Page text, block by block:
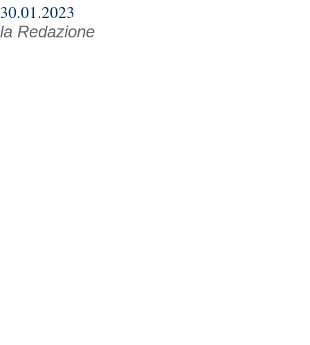
30.01.2023
la Redazione